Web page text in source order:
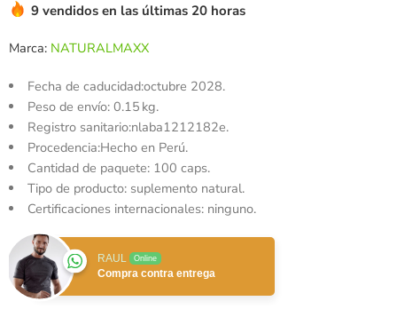
valoración
cliente
9 vendidos en las últimas 20 horas
Marca: NATURALMAXX
Fecha de caducidad:octubre 2028.
Peso de envío:0.15 kg.
Registro sanitario:nlaba1212182e.
Procedencia:Hecho en Perú.
Cantidad de paquete: 100 caps.
Tipo de producto: suplemento natural.
Certificaciones internacionales: ninguno.
RAUL Online
Compra contra entrega